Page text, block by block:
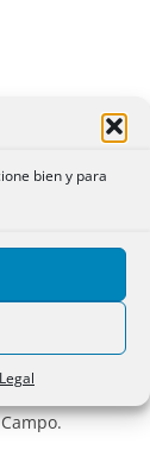
bien y para